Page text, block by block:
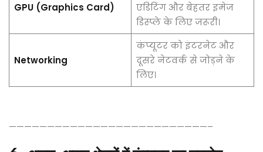
GPU (Graphics Card)
एडिटिंग और बेहतर इमेज
डिस्प्ले के लिए जरूरी।
Networking
कंप्यूटर को इंटरनेट और
दूसरे नेटवर्क से जोड़ने के
लिए।
——————————————————————————–